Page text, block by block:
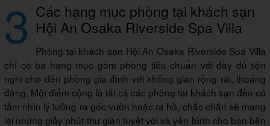
3 Các hạng mục phòng tại khách sạn
Hội An Osaka Riverside Spa Villa
Phòng tại khách sạn Hội An Osaka Riverside Spa Villa
chỉ có ba hạng mục gồm phòng tiêu chuẩn với đầy đủ tiện
nghi cho đến phòng gia đình với không gian rộng rãi, thoáng
đãng. Một điểm cộng là tất cả các phòng tại khách sạn đều có
tầm nhìn lý tưởng ra góc vườn hoặc ra hồ, chắc chắn sẽ mang
lại những giây phút thư giãn tuyệt vời và yên bình cho bạn bên